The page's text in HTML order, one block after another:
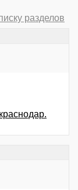
разделов